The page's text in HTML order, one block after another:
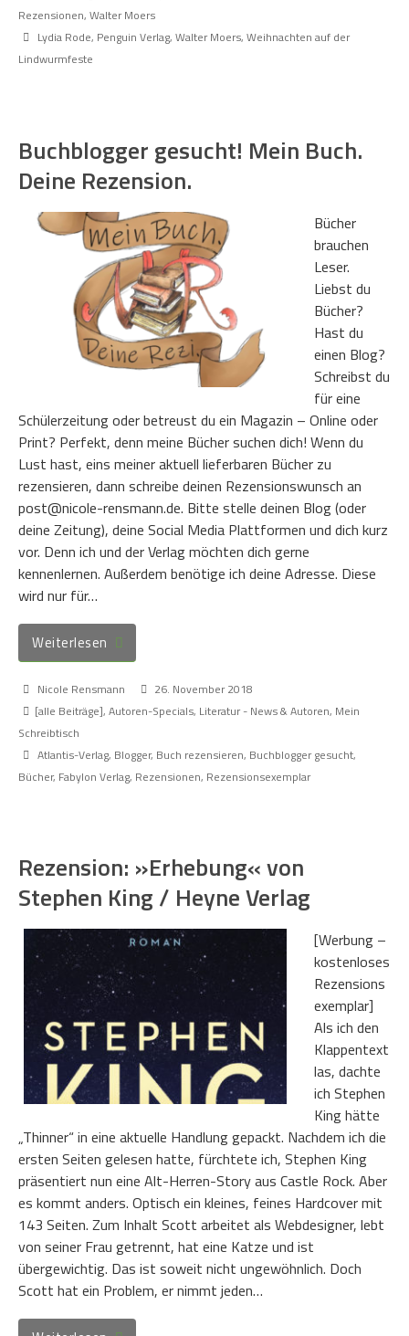
Rezensionen, Walter Moers
Lydia Rode, Penguin Verlag, Walter Moers, Weihnachten auf der
Lindwurmfeste
Buchblogger gesucht! Mein Buch.
Deine Rezension.
Bücher
brauchen
Leser.
Liebst du
Bücher?
Hast du
einen Blog?
Schreibst du
für eine
Schülerzeitung oder betreust du ein Magazin – Online oder
Print? Perfekt, denn meine Bücher suchen dich! Wenn du
Lust hast, eins meiner aktuell lieferbaren Bücher zu
rezensieren, dann schreibe deinen Rezensionswunsch an
post@nicole-rensmann.de. Bitte stelle deinen Blog (oder
deine Zeitung), deine Social Media Plattformen und dich kurz
vor. Denn ich und der Verlag möchten dich gerne
kennenlernen. Außerdem benötige ich deine Adresse. Diese
wird nur für…
Weiterlesen
Nicole Rensmann
26. November 2018
[alle Beiträge], Autoren-Specials, Literatur - News & Autoren, Mein
Schreibtisch
Atlantis-Verlag, Blogger, Buch rezensieren, Buchblogger gesucht,
Bücher, Fabylon Verlag, Rezensionen, Rezensionsexemplar
Rezension: »Erhebung« von
Stephen King / Heyne Verlag
[Werbung –
kostenloses
Rezensions
exemplar]
Als ich den
Klappentext
las, dachte
ich Stephen
King hätte
„Thinner“ in eine aktuelle Handlung gepackt. Nachdem ich die
ersten Seiten gelesen hatte, fürchtete ich, Stephen King
präsentiert nun eine Alt-Herren-Story aus Castle Rock. Aber
es kommt anders. Optisch ein kleines, feines Hardcover mit
143 Seiten. Zum Inhalt Scott arbeitet als Webdesigner, lebt
von seiner Frau getrennt, hat eine Katze und ist
übergewichtig. Das ist soweit nicht ungewöhnlich. Doch
Scott hat ein Problem, er nimmt jeden…